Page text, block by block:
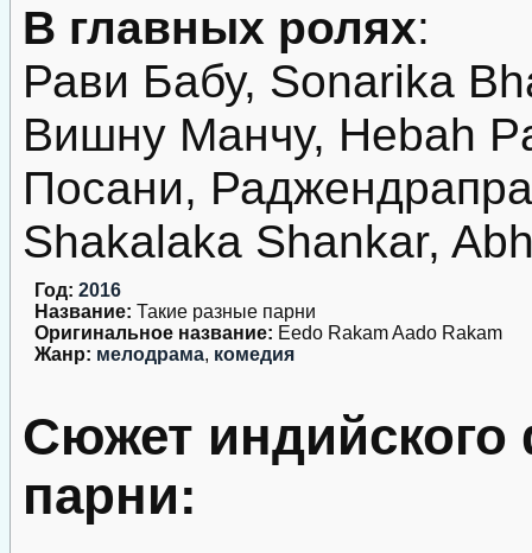
В главных ролях:
Рави Бабу, Sonarika
Вишну Манчу, Hebah
Посани,
Shakalaka Shankar,
Год: 2016
Название: Такие разные парни
Оригинальное название: Eedo Rakam Aado Rakam
Жанр: мелодрама, комедия
Сюжет
парни: